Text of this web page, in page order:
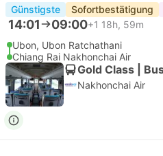
Günstigste Sofortbestätigung
14:01 09:00+1 18h, 59m
Ubon, Ubon Ratchathani
Chiang Rai Nakhonchai Air
Gold Class |
Nakhonchai Air